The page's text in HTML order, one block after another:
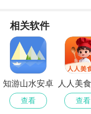
相关软件
知游山水安卓
正版
查看
人人美
制
查看